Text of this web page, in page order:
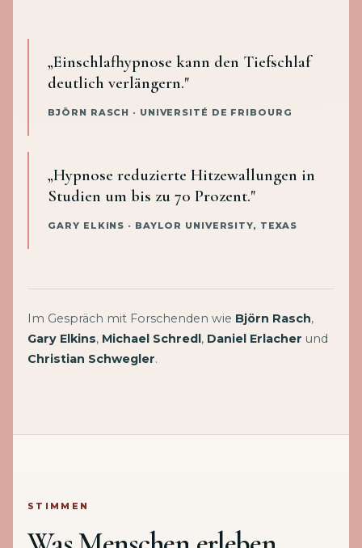
„Einschlafhypnose kann den Tiefschlaf
deutlich verlängern."
BJÖRN RASCH · UNIVERSITÉ DE FRIBOURG
„Hypnose reduzierte Hitzewallungen in
Studien um bis zu 70 Prozent."
GARY ELKINS · BAYLOR UNIVERSITY, TEXAS
Im Gespräch mit Forschenden wie Björn Rasch,
Gary Elkins, Michael Schredl, Daniel Erlacher und
Christian Schwegler.
STIMMEN